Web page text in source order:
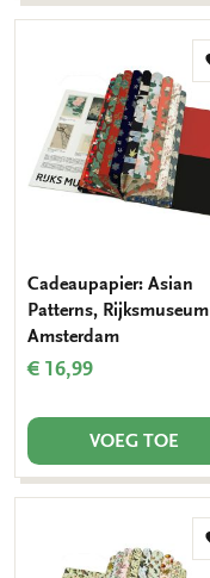
Cadeaupapier: Asian
Patterns, Rijksmuseum
Amsterdam
€ 16,99
VOEG TOE